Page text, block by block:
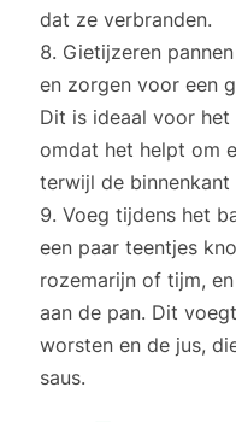
dat ze verbranden.
Gietijzeren
en zorgen voor een
Dit is ideaal voor
omdat het helpt om
terwijl de
Voeg tijdens het
een paar teentjes
rozemarijn of tijm,
aan de pan. Dit
worsten en de jus,
saus.